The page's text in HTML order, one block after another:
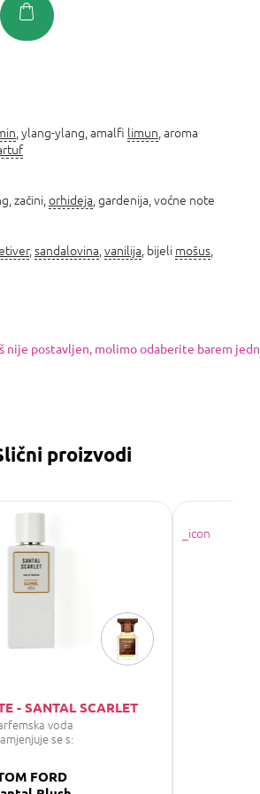
, ylang-ylang, amalfi limun , aroma
začini, orhideja , gardenija, voćne note
, sandalovina vanilija , bijeli mošus
nije postavljen, molimo odaberite barem
proizvodi
- SANTAL SCARLET
voda
se s:
FORD